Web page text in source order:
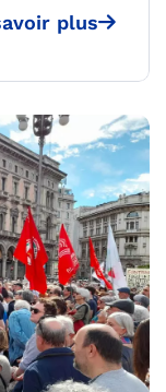
plus